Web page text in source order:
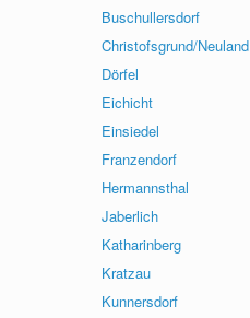
Buschullersdorf
Christofsgrund/Neuland
Dörfel
Eichicht
Einsiedel
Franzendorf
Hermannsthal
Jaberlich
Katharinberg
Kratzau
Kunnersdorf